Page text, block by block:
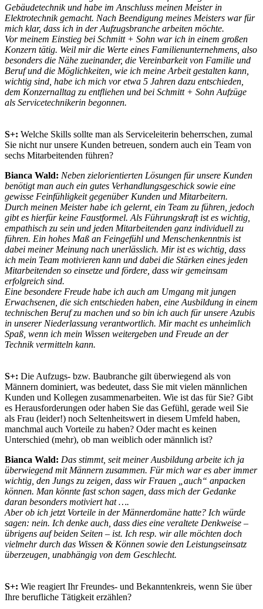
Gebäudetechnik und habe im Anschluss meinen Meister in
Elektrotechnik gemacht. Nach Beendigung meines Meisters war für
mich klar, dass ich in der Aufzugsbranche arbeiten möchte.
Vor meinem Einstieg bei Schmitt + Sohn war ich in einem großen
Konzern tätig. Weil mir die Werte eines Familienunternehmens, also
besonders die Nähe zueinander, die Vereinbarkeit von Familie und
Beruf und die Möglichkeiten, wie ich meine Arbeit gestalten kann,
wichtig sind, habe ich mich vor etwa 5 Jahren dazu entschieden,
dem Konzernalltag zu entfliehen und bei Schmitt + Sohn Aufzüge
als Servicetechnikerin begonnen.
S+: Welche Skills sollte man als Serviceleiterin beherrschen, zumal
Sie nicht nur unsere Kunden betreuen, sondern auch ein Team von
sechs Mitarbeitenden führen?
Bianca Wald: Neben zielorientierten Lösungen für unsere Kunden
benötigt man auch ein gutes Verhandlungsgeschick sowie eine
gewisse Feinfühligkeit gegenüber Kunden und Mitarbeitern.
Durch meinen Meister habe ich gelernt, ein Team zu führen, jedoch
gibt es hierfür keine Faustformel. Als Führungskraft ist es wichtig,
empathisch zu sein und jeden Mitarbeitenden ganz individuell zu
führen. Ein hohes Maß an Feingefühl und Menschenkenntnis ist
dabei meiner Meinung nach unerlässlich. Mir ist es wichtig, dass
ich mein Team motivieren kann und dabei die Stärken eines jeden
Mitarbeitenden so einsetze und fördere, dass wir gemeinsam
erfolgreich sind.
Eine besondere Freude habe ich auch am Umgang mit jungen
Erwachsenen, die sich entschieden haben, eine Ausbildung in einem
technischen Beruf zu machen und so bin ich auch für unsere Azubis
in unserer Niederlassung verantwortlich. Mir macht es unheimlich
Spaß, wenn ich mein Wissen weitergeben und Freude an der
Technik vermitteln kann.
S+: Die Aufzugs- bzw. Baubranche gilt überwiegend als von
Männern dominiert, was bedeutet, dass Sie mit vielen männlichen
Kunden und Kollegen zusammenarbeiten. Wie ist das für Sie? Gibt
es Herausforderungen oder haben Sie das Gefühl, gerade weil Sie
als Frau (leider!) noch Seltenheitswert in diesem Umfeld haben,
manchmal auch Vorteile zu haben? Oder macht es keinen
Unterschied (mehr), ob man weiblich oder männlich ist?
Bianca Wald: Das stimmt, seit meiner Ausbildung arbeite ich ja
überwiegend mit Männern zusammen. Für mich war es aber immer
wichtig, den Jungs zu zeigen, dass wir Frauen „auch“ anpacken
können. Man könnte fast schon sagen, dass mich der Gedanke
daran besonders motiviert hat ….
Aber ob ich jetzt Vorteile in der Männerdomäne hatte? Ich würde
sagen: nein. Ich denke auch, dass dies eine veraltete Denkweise –
übrigens auf beiden Seiten – ist. Ich resp. wir alle möchten doch
vielmehr durch das Wissen & Können sowie den Leistungseinsatz
überzeugen, unabhängig von dem Geschlecht.
S+: Wie reagiert Ihr Freundes- und Bekanntenkreis, wenn Sie über
Ihre berufliche Tätigkeit erzählen?